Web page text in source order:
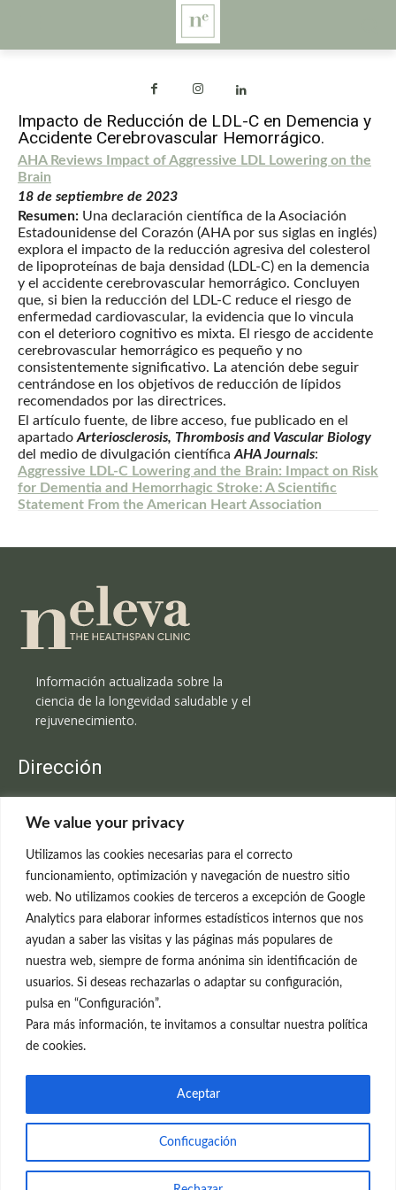
We value your privacy
Utilizamos las cookies necesarias para el correcto
funcionamiento, optimización y navegación de nuestro sitio
web. No utilizamos cookies de terceros a excepción de Google
Analytics para elaborar informes estadísticos internos que nos
ayudan a saber las visitas y las páginas más populares de
nuestra web, siempre de forma anónima sin identificación de
usuarios. Si deseas rechazarlas o adaptar su configuración,
pulsa en “Configuración”.
Para más información, te invitamos a consultar nuestra política
de cookies.
Conficugación
Aceptar
Impacto de Reducción de LDL-C en Demencia y
Accidente Cerebrovascular Hemorrágico.
AHA Reviews Impact of Aggressive LDL Lowering on the
Brain
18 de septiembre de 2023
Resumen: Una declaración científica de la Asociación
Estadounidense del Corazón (AHA por sus siglas en inglés)
explora el impacto de la reducción agresiva del colesterol
de lipoproteínas de baja densidad (LDL-C) en la demencia
y el accidente cerebrovascular hemorrágico. Concluyen
que, si bien la reducción del LDL-C reduce el riesgo de
enfermedad cardiovascular, la evidencia que lo vincula
con el deterioro cognitivo es mixta. El riesgo de accidente
cerebrovascular hemorrágico es pequeño y no
consistentemente significativo. La atención debe seguir
centrándose en los objetivos de reducción de lípidos
recomendados por las directrices.
El artículo fuente, de libre acceso, fue publicado en el
apartado Arteriosclerosis, Thrombosis and Vascular Biology
del medio de divulgación científica AHA Journals:
Aggressive LDL-C Lowering and the Brain: Impact on Risk
for Dementia and Hemorrhagic Stroke: A Scientific
Statement From the American Heart Association
Información actualizada sobre la
ciencia de la longevidad saludable y el
rejuvenecimiento.
Dirección
C/Claudio Coello, 19 - 1º
699 595 619
rejuvenecimiento@clinicaneleva.com
Información Legal
Política de Privacidad
Política de Cookies
© el Radar del Rejuvenecimiento